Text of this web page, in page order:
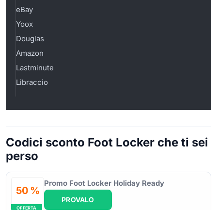
eBay
Yoox
Douglas
Amazon
Lastminute
Libraccio
Codici sconto Foot Locker che ti sei
perso
50 %
OFFERTA
Promo Foot Locker Holiday Ready
PROVALO